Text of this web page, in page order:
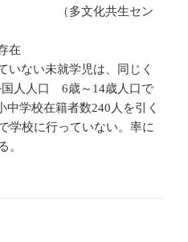
共生セン
在
いない未就学児は、同じく
国人人口 6歳～14歳人口で
学校在籍者数240人を引く
学校に行っていない。率に
。